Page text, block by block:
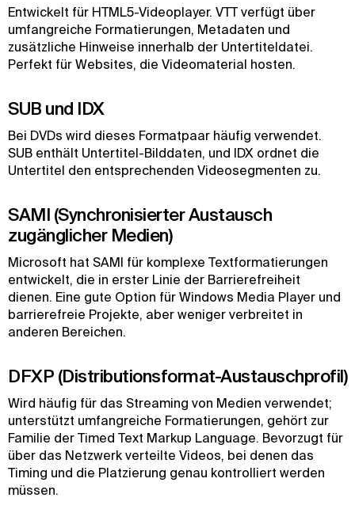
Entwickelt für HTML5-Videoplayer. VTT verfügt über
umfangreiche Formatierungen, Metadaten und
zusätzliche Hinweise innerhalb der Untertiteldatei.
Perfekt für Websites, die Videomaterial hosten.
SUB und IDX
Bei DVDs wird dieses Formatpaar häufig verwendet.
SUB enthält Untertitel-Bilddaten, und IDX ordnet die
Untertitel den entsprechenden Videosegmenten zu.
SAMI (Synchronisierter Austausch
zugänglicher Medien)
Microsoft hat SAMI für komplexe Textformatierungen
entwickelt, die in erster Linie der Barrierefreiheit
dienen. Eine gute Option für Windows Media Player und
barrierefreie Projekte, aber weniger verbreitet in
anderen Bereichen.
DFXP (Distributionsformat-Austauschprofil)
Wird häufig für das Streaming von Medien verwendet;
unterstützt umfangreiche Formatierungen, gehört zur
Familie der Timed Text Markup Language. Bevorzugt für
über das Netzwerk verteilte Videos, bei denen das
Timing und die Platzierung genau kontrolliert werden
müssen.